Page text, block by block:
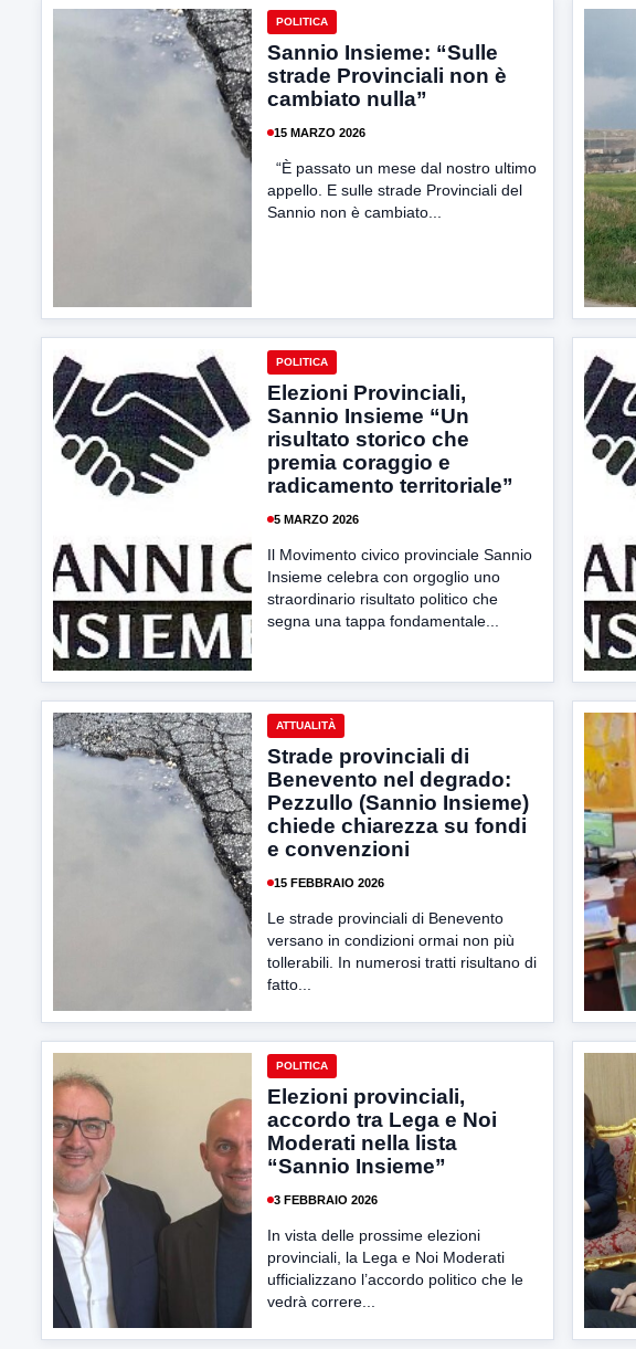
POLITICA
Sannio Insieme: “Sulle
strade Provinciali non è
cambiato nulla”
15 MARZO 2026
“È passato un mese dal nostro ultimo
appello. E sulle strade Provinciali del
Sannio non è cambiato...
POLITICA
Elezioni Provinciali,
Sannio Insieme “Un
risultato storico che
premia coraggio e
radicamento territoriale”
5 MARZO 2026
Il Movimento civico provinciale Sannio
Insieme celebra con orgoglio uno
straordinario risultato politico che
segna una tappa fondamentale...
ATTUALITÀ
Strade provinciali di
Benevento nel degrado:
Pezzullo (Sannio Insieme)
chiede chiarezza su fondi
e convenzioni
15 FEBBRAIO 2026
Le strade provinciali di Benevento
versano in condizioni ormai non più
tollerabili. In numerosi tratti risultano di
fatto...
POLITICA
Elezioni provinciali,
accordo tra Lega e Noi
Moderati nella lista
“Sannio Insieme”
3 FEBBRAIO 2026
In vista delle prossime elezioni
provinciali, la Lega e Noi Moderati
ufficializzano l’accordo politico che le
vedrà correre...